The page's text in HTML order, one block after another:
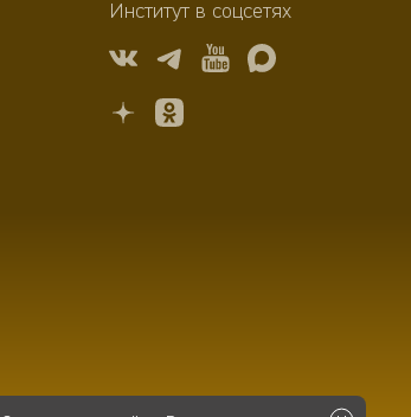
Институт в соцсетях